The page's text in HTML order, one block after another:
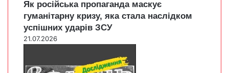
Як російська пропаганда маскує
гуманітарну кризу, яка стала наслідком
успішних ударів ЗСУ
21.07.2026